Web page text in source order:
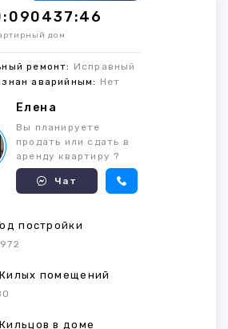
дом
ремонт: Исправный
аварийным: Нет
Елена
Вы планируете
продать или сдать в
аренду квартиру ?
Чат
постройки
помещений
в доме